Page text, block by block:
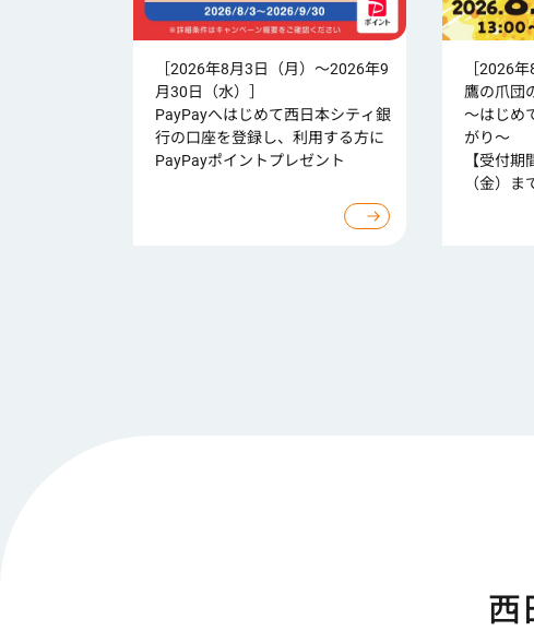
［2026年8月3日（月）～2026年9
月30日（水）］
PayPayへはじめて西日本シティ銀
行の口座を登録し、利用する方に
PayPayポイントプレゼント
［2026
鷹の爪団
～はじめ
がり～
【受付
（金）ま
西